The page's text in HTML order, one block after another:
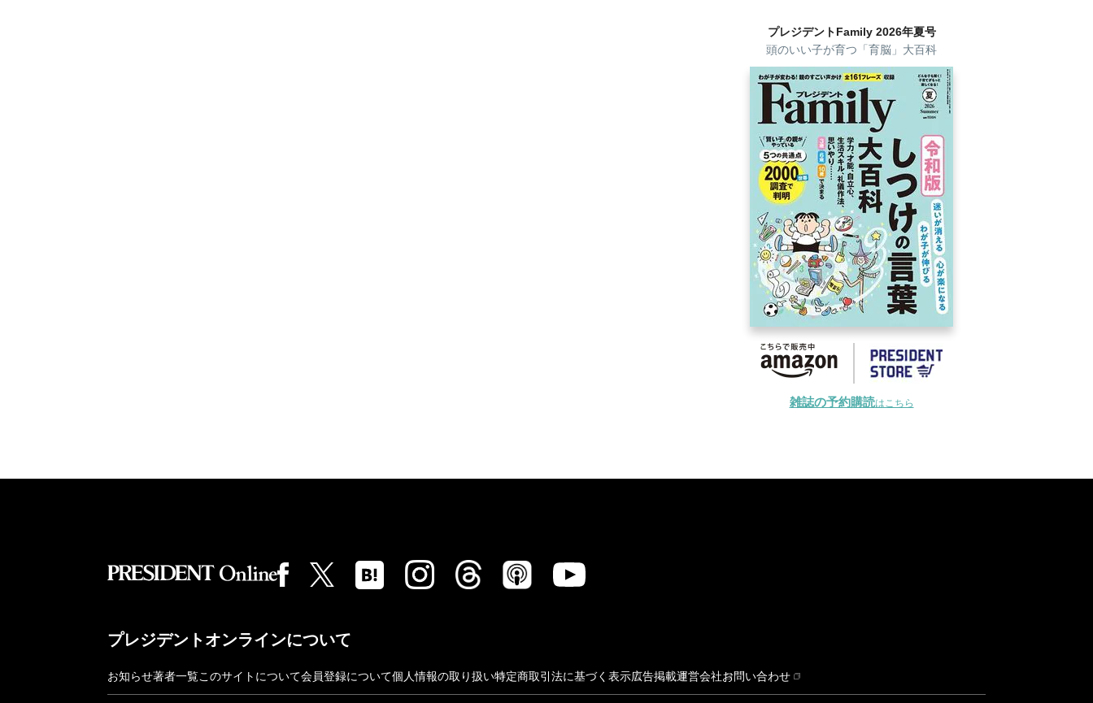
プレジデントFamily 2026年夏号
頭のいい子が育つ「育脳」大百科
雑誌の予約購読はこちら
プレジデントオンラインについて
お知らせ著者一覧このサイトについて会員登録について個人情報の取り扱い特定商取引法に基づく表示広告掲載運営会社お問い合わせ